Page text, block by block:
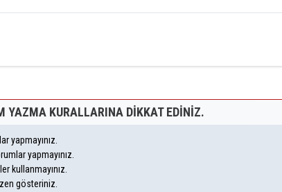
YAZMA KURALLARINA DIKKAT EDINIZ.
yapmayınız.
yapmayınız.
kullanmayınız.
gösteriniz.